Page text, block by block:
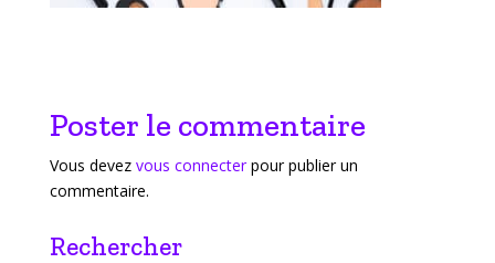
Poster le commentaire
Vous devez vous connecterpour publier un
commentaire.
Rechercher